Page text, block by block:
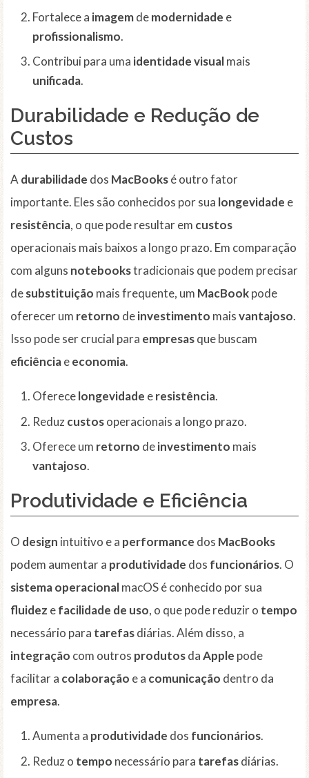
Fortalece a imagemdemodernidade e
profissionalismo.
Contribui para uma identidade visualmais
unificada.
Durabilidade e Redução de
Custos
A durabilidade dos MacBooksé outro fator
importante. Eles são conhecidos por sua longevidade e
resistência, o que pode resultar em custos
operacionais mais baixos a longo prazo. Em comparação
com alguns notebookstradicionais que podem precisar
desubstituição mais frequente, um MacBookpode
oferecer um retorno deinvestimento maisvantajoso.
Isso pode ser crucial para empresasque buscam
eficiênciaeeconomia.
Oferecelongevidade eresistência.
Reduzcustosoperacionais a longo prazo.
Oferece um retorno deinvestimento mais
vantajoso.
Produtividade e Eficiência
O design intuitivo e a performance dos MacBooks
podem aumentar a produtividade dos funcionários. O
sistema operacionalmacOS é conhecido por sua
fluidez efacilidade de uso, o que pode reduzir o tempo
necessário para tarefasdiárias. Além disso, a
integração com outros produtosdaApple pode
facilitar a colaboração e a comunicação dentro da
empresa.
Aumenta a produtividade dos funcionários.
Reduz o tempo necessário para tarefasdiárias.